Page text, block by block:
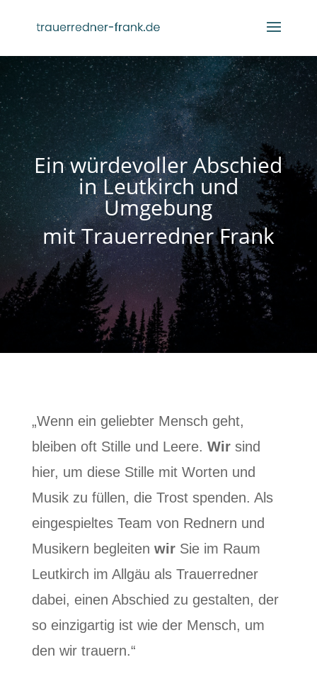
Ein würdevoller Abschied
in Leutkirch und
Umgebung
mit Trauerredner Frank
„Wenn ein geliebter Mensch geht,
bleiben oft Stille und Leere. Wirsind
hier, um diese Stille mit Worten und
Musik zu füllen, die Trost spenden. Als
eingespieltes Team von Rednern und
Musikern begleiten wirSie im Raum
Leutkirch im Allgäu als Trauerredner
dabei, einen Abschied zu gestalten, der
so einzigartig ist wie der Mensch, um
den wir trauern.“